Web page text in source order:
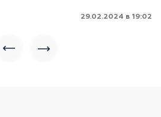
29.02.2024 в 19:02